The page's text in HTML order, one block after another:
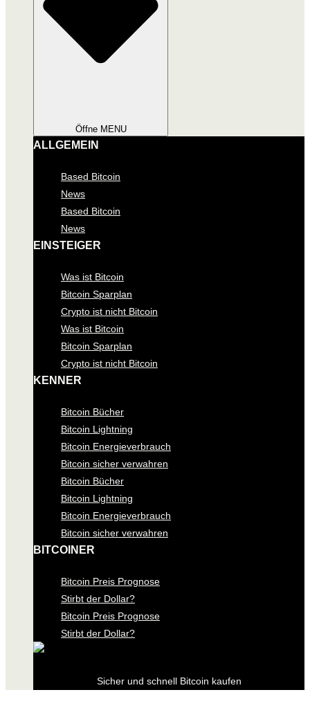
Öffne MENU
ALLGEMEIN
Based Bitcoin
News
Based Bitcoin
News
EINSTEIGER
Was ist Bitcoin
Bitcoin Sparplan
Crypto ist nicht Bitcoin
Was ist Bitcoin
Bitcoin Sparplan
Crypto ist nicht Bitcoin
KENNER
Bitcoin Bücher
Bitcoin Lightning
Bitcoin Energieverbrauch
Bitcoin sicher verwahren
Bitcoin Bücher
Bitcoin Lightning
Bitcoin Energieverbrauch
Bitcoin sicher verwahren
BITCOINER
Bitcoin Preis Prognose
Stirbt der Dollar?
Bitcoin Preis Prognose
Stirbt der Dollar?
Sicher und schnell Bitcoin kaufen